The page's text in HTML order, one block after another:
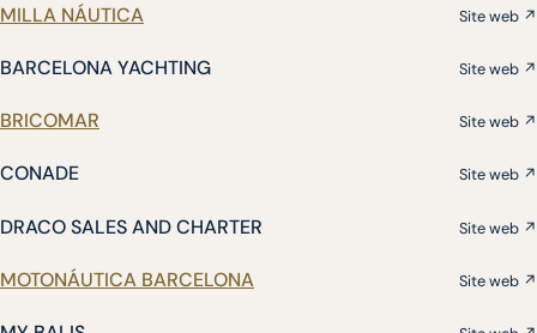
MILLA NÁUTICA Site web ↗
BARCELONA YACHTING Site web ↗
BRICOMAR Site web ↗
CONADE Site web ↗
DRACO SALES AND CHARTER Site web ↗
MOTONÁUTICA BARCELONA Site web ↗